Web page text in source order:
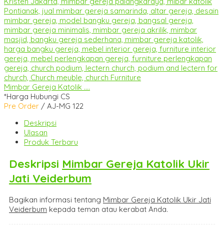
Mimbar Gereja Katolik ....
*Harga Hubungi CS
Pre Order / AJ-MG 122
Deskripsi
Ulasan
Produk Terbaru
Deskripsi Mimbar Gereja Katolik Ukir
Jati Veiderbum
Bagikan informasi tentang Mimbar Gereja Katolik Ukir Jati
Veiderbum kepada teman atau kerabat Anda.